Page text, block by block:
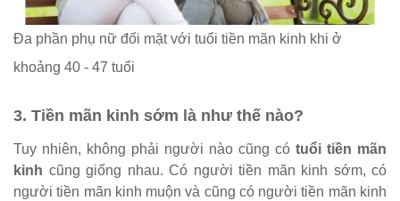
Đa phần phụ nữ đối mặt với tuổi tiền mãn kinh khi ở
khoảng 40 - 47 tuổi
3. Tiền mãn kinh sớm là như thế nào?
Tuy nhiên, không phải người nào cũng có tuổi tiền mãn
kinh cũng giống nhau. Có người tiền mãn kinh sớm, có
người tiền mãn kinh muộn và cũng có người tiền mãn kinh